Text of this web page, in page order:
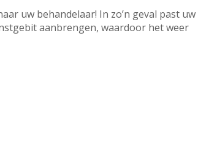
uw behandelaar! In zo’n geval past uw
aanbrengen, waardoor het weer